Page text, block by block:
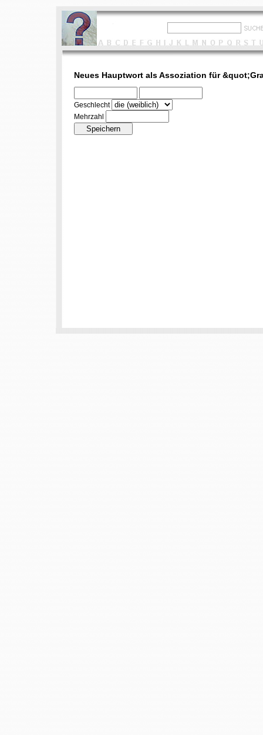
Neues Hauptwort als Assoziation für
Geschlecht
Mehrzahl